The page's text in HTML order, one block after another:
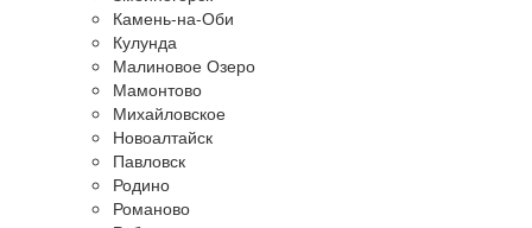
Камень-на-Оби
Кулунда
Малиновое Озеро
Мамонтово
Михайловское
Новоалтайск
Павловск
Родино
Романово